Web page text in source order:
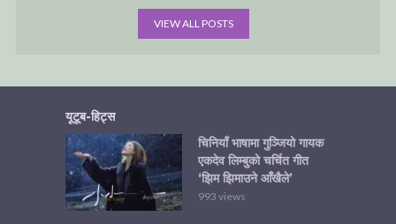
VIEW ALL POSTS
यूटूब-हिट्स
चिनियाँ भाषामा गुञ्जियो गायक
एकदेव लिम्बुको चर्चित गीत
‘झिम झिमाउने आँखैले’
993 views